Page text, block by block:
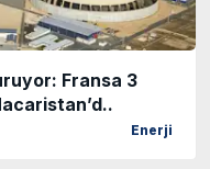
Fransa 3
Enerji